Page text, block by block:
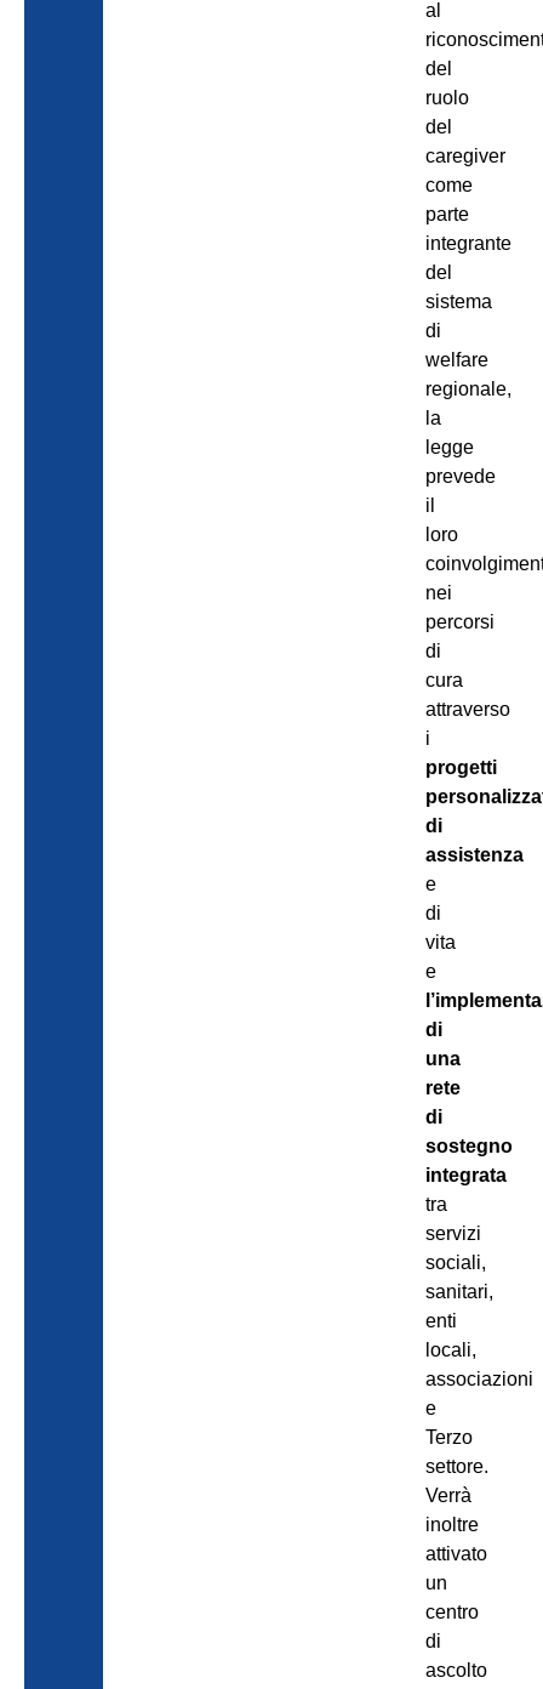
al
del
ruolo
del
caregiver
come
parte
integrante
del
sistema
di
welfare
regionale,
la
legge
prevede
il
loro
nei
percorsi
di
cura
attraverso
i
progetti
di
assistenza
e
di
vita
e
di
una
rete
di
sostegno
integrata
tra
servizi
sociali,
sanitari,
enti
locali,
associazioni
e
Terzo
settore.
Verrà
inoltre
attivato
un
centro
di
ascolto